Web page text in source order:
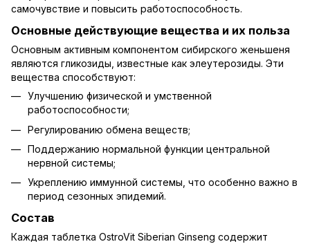
самочувствие и повысить работоспособность.
Основные действующие вещества и их польза
Основным активным компонентом сибирского женьшеня
являются гликозиды, известные как элеутерозиды. Эти
вещества способствуют:
Улучшению физической и умственной
работоспособности;
Регулированию обмена веществ;
Поддержанию нормальной функции центральной
нервной системы;
Укреплению иммунной системы, что особенно важно в
период сезонных эпидемий.
Состав
Каждая таблетка OstroVit Siberian Ginseng содержит